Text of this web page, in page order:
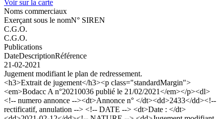
Voir sur la carte
Noms commerciaux
Exerçant sous le nomN° SIREN
C.G.O.
C.G.O.
Publications
DateDescriptionRéférence
21-02-2021
Jugement modifiant le plan de redressement.
<h3>Extrait de jugement</h3><p class="standardMargin">
<em>Bodacc A n°20210036 publié le 21/02/2021</em></p><dl>
<!-- numero annonce --><dt>Annonce n° </dt><dd>2433</dd><!--
rectificatif, annulation --> <!-- DATE --> <dt>Date : </dt>